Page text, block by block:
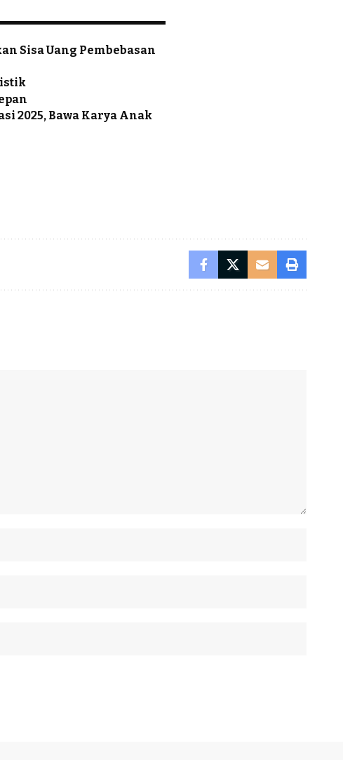
Sisa Uang Pembebasan
2025, Bawa Karya Anak